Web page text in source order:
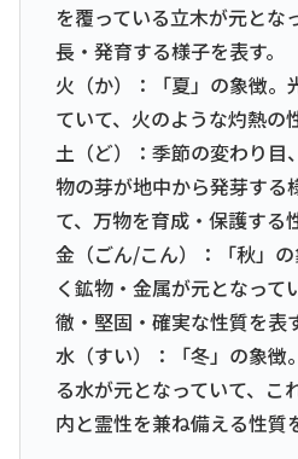
を覆っている立木が元とな
長・発育する様子を表す。
火（か）：「夏」の象徴。
ていて、火のような灼熱の
土（ど）：季節の変わり目
物の芽が地中から発芽する
て、万物を育成・保護する
金（ごん/こん）：「秋」
く鉱物・金属が元となって
徹・堅固・確実な性質を表
水（すい）：「冬」の象徴
る水が元となっていて、こ
内と霊性を兼ね備える性質